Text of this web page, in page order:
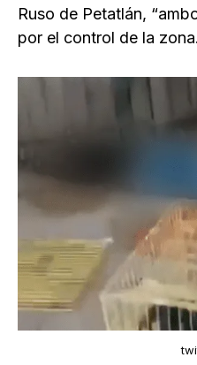
Ruso de Petatlán,
por el control de la zona.